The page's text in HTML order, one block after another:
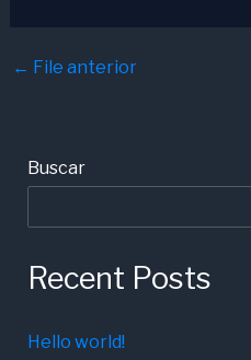
← File anterior
Buscar
Recent Posts
Hello world!